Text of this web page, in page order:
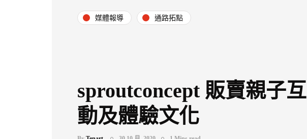
媒體報導 通路拓點
sproutconcept 販賣親子互
動及體驗文化